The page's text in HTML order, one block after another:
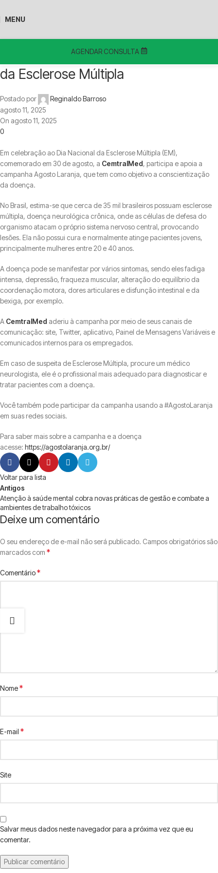
MENU
AGENDAR CONSULTA
Uncategorized
Agosto Laranja: mês de prevenção
da Esclerose Múltipla
Postado por
Reginaldo Barroso
agosto 11, 2025
On agosto 11, 2025
0
Em celebração ao Dia Nacional da Esclerose Múltipla (EM),
comemorado em 30 de agosto, a CemtralMed, participa e apoia a
campanha Agosto Laranja, que tem como objetivo a conscientização
da doença.
No Brasil, estima-se que cerca de 35 mil brasileiros possuam esclerose
múltipla, doença neurológica crônica, onde as células de defesa do
organismo atacam o próprio sistema nervoso central, provocando
lesões. Ela não possui cura e normalmente atinge pacientes jovens,
principalmente mulheres entre 20 e 40 anos.
A doença pode se manifestar por vários sintomas, sendo eles fadiga
intensa, depressão, fraqueza muscular, alteração do equilíbrio da
coordenação motora, dores articulares e disfunção intestinal e da
bexiga, por exemplo.
A CemtralMed aderiu à campanha por meio de seus canais de
comunicação: site, Twitter, aplicativo, Painel de Mensagens Variáveis e
comunicados internos para os empregados.
Em caso de suspeita de Esclerose Múltipla, procure um médico
neurologista, ele é o profissional mais adequado para diagnosticar e
tratar pacientes com a doença.
Você também pode participar da campanha usando a #AgostoLaranja
em suas redes sociais.
Para saber mais sobre a campanha e a doença
acesse: https://agostolaranja.org.br/
Voltar para lista
Antigos
Atenção à saúde mental cobra novas práticas de gestão e combate a
ambientes de trabalho tóxicos
Deixe um comentário
O seu endereço de e-mail não será publicado. Campos obrigatórios são
marcados com *
Comentário*
Nome*
E-mail *
Site
Salvar meus dados neste navegador para a próxima vez que eu
comentar.